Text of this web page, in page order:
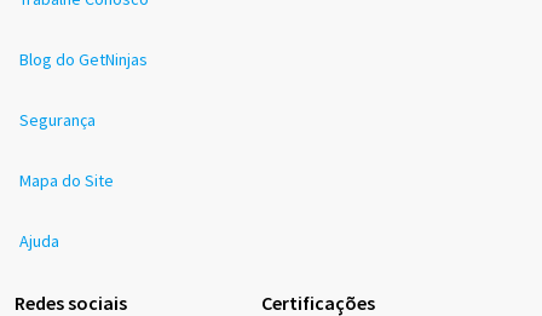
Blog do GetNinjas
Segurança
Mapa do Site
Ajuda
Redes sociais Certificações